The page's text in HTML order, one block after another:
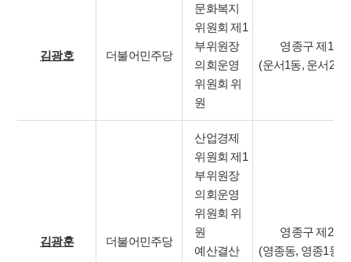
김광호 더불어민주당
문화복지
위원회 제1
부위원장
의회운영
위원회 위
원
영종구 제1선
(운서1동, 운서2동
김광훈 더불어민주당
산업경제
위원회 제1
부위원장
의회운영
위원회 위
원
예산결산
영종구 제2선
(영종동, 영종1동,